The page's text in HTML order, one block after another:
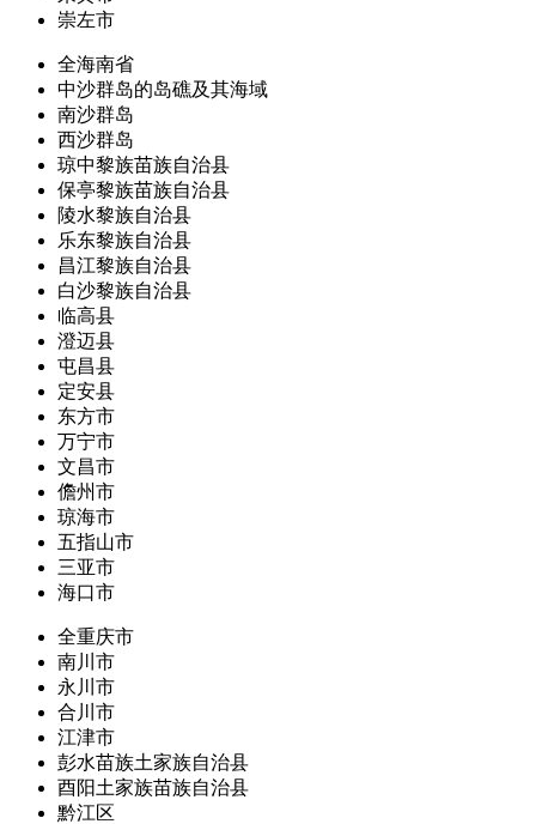
崇左市
全海南省
中沙群岛的岛礁及其海域
南沙群岛
西沙群岛
琼中黎族苗族自治县
保亭黎族苗族自治县
陵水黎族自治县
乐东黎族自治县
昌江黎族自治县
白沙黎族自治县
临高县
澄迈县
屯昌县
定安县
东方市
万宁市
文昌市
儋州市
琼海市
五指山市
三亚市
海口市
全重庆市
南川市
永川市
合川市
江津市
彭水苗族土家族自治县
酉阳土家族苗族自治县
黔江区